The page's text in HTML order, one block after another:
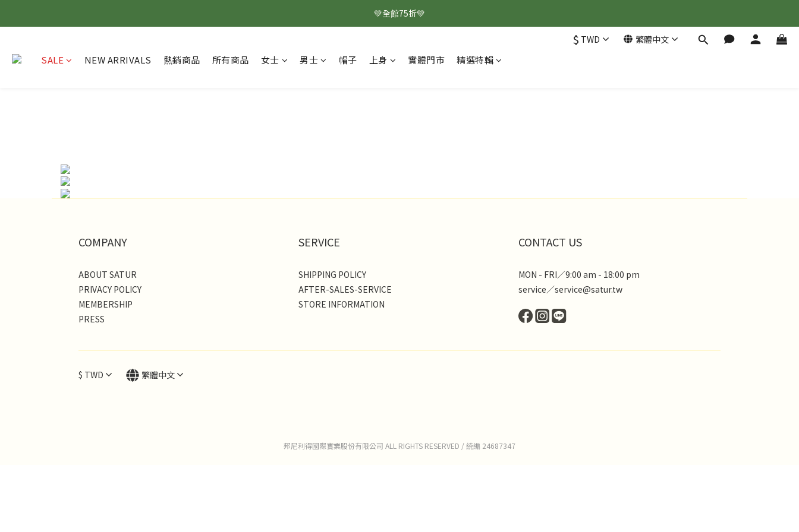
💚全館75折💚
$ TWD 繁體中文
SALE NEW ARRIVALS 熱銷商品 所有商品 女士 男士 帽子 上身 實體門市 精選特輯
COMPANY
ABOUT SATUR
PRIVACY POLICY
MEMBERSHIP
PRESS
SERVICE
SHIPPING POLICY
AFTER-SALES-SERVICE
STORE INFORMATION
CONTACT US
MON - FRI／9:00 am - 18:00 pm
service／service@satur.tw
$ TWD 繁體中文
邦尼利得國際實業股份有限公司 ALL RIGHTS RESERVED / 統編 24687347